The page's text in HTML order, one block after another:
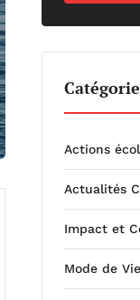
Actions
Actualités
Impact et
Mode de